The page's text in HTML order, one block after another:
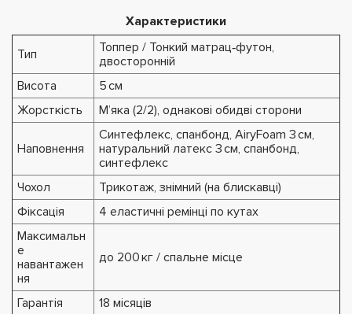
Характеристики
Тип
Топпер / Тонкий матрац‑футон,
двосторонній
Висота
5 см
Жорсткість
М’яка (2/2), однакові обидві сторони
Наповнення
Синтефлекс, спанбонд, AiryFoam 3 см,
натуральний латекс 3 см, спанбонд,
синтефлекс
Чохол
Трикотаж, знімний (на блискавці)
Фіксація
4 еластичні ремінці по кутах
Максимальн
е
навантажен
ня
до 200 кг / спальне місце
Гарантія
18 місяців